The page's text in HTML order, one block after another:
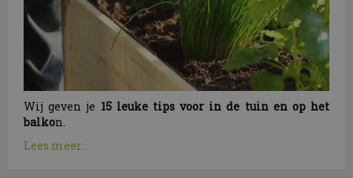
Wij geven je 15 leuke tips voor in de tuin en op het
balkon.
Lees meer...